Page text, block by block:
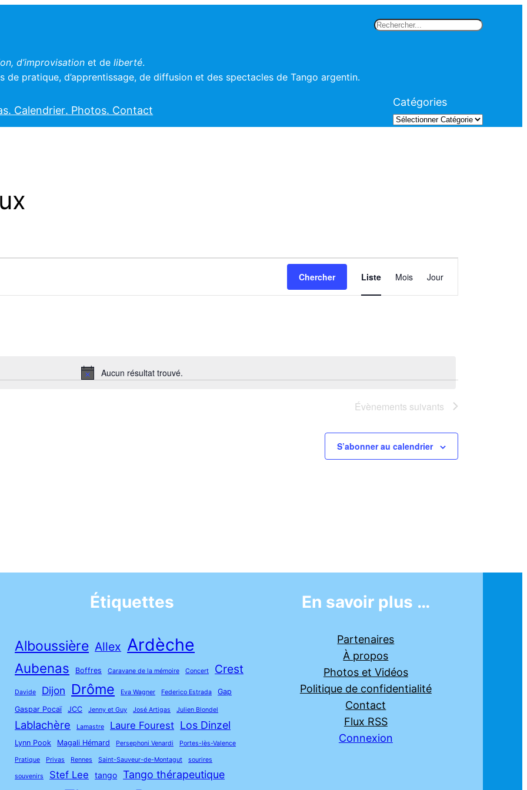
Rechercher
d’improvisation et deliberté.
de pratique, d’apprentissage, de diffusion et des spectacles de Tango argentin.
. Calendrier. Photos. Contact
Catégories
Notice
Aucun résultat trouvé.
Chercher
Navigation
de
Liste Mois Jour
Évènements suivants
S’abonner au calendrier
Étiquettes
Alboussière Allex Ardèche
Aubenas Boffres Caravane de la mémoire Concert Crest
Davide Dijon Drôme Eva Wagner Federico Estrada
Gap
Gaspar Pocaï
JCC Jenny et Guy José Artigas Julien Blondel
Lablachère Lamastre Laure Fourest Los Dinzel
Lynn Pook Magali Hémard Persephoni Venardi Portes-lès-Valence
Pratique Privas Rennes Saint-Sauveur-de-Montagut sourires
souvenirs Stef Lee tango Tango thérapeutique
En savoir plus …
Partenaires
À propos
Photos et Vidéos
Politique de confidentialité
Contact
Flux RSS
Connexion